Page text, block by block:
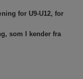
for U9-U12, for
som I kender fra